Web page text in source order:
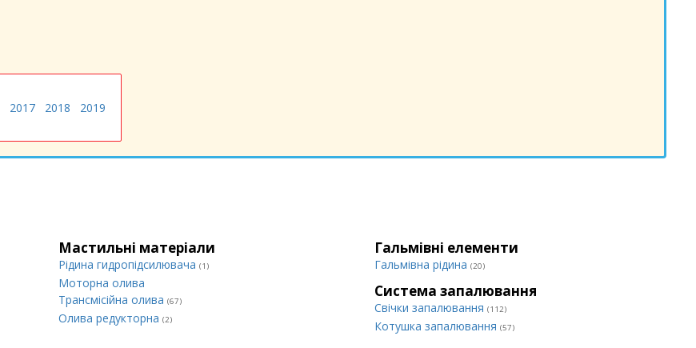
2017 2018
2019
Мастильні матеріали
Рідина гидропідсилювача (1)
Моторна олива
Трансмісійна олива (67)
Олива редукторна (2)
Гальмівні елементи
Гальмівна рідина (20)
Система запалювання
Свічки запалювання (112)
Котушка запалювання (57)